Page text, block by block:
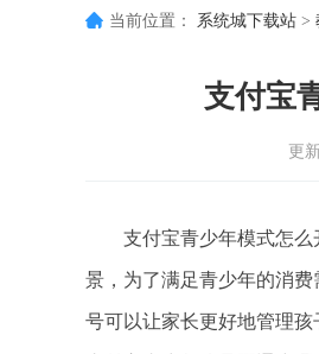
当前位置： 系统城下载站 >
支付宝
更
支付宝青少年模式怎么开
景，为了满足青少年的消
号可以让家长更好地管理